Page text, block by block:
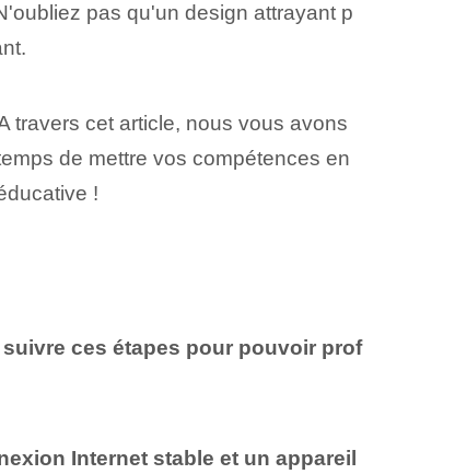
pas qu'un design attrayant p
travers cet article, nous vous avons
de mettre vos compétences en
!
ces étapes pour pouvoir prof
Internet stable et un appareil